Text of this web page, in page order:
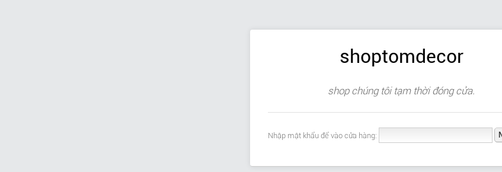
shoptomdecor
shop chúng tôi tạm thời đóng cửa.
Nhập mật khẩu để vào cửa hàng: